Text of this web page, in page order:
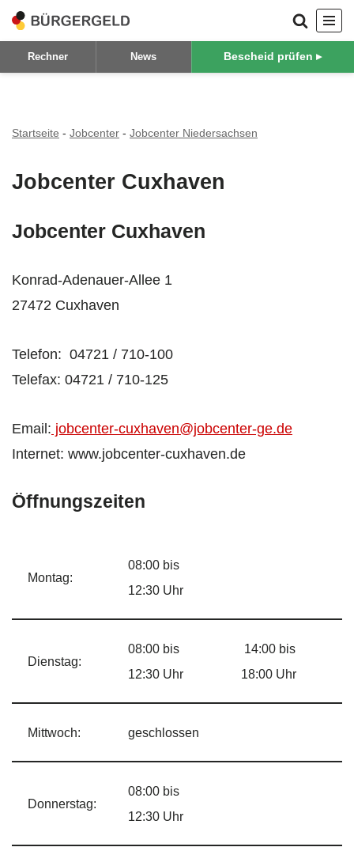
Zum
Inhalt
Rechner News Bescheid prüfen ▸
Startseite - Jobcenter - Jobcenter Niedersachsen
Jobcenter Cuxhaven
Jobcenter Cuxhaven
Konrad-Adenauer-Allee 1
27472 Cuxhaven
Telefon: 04721 / 710-100
Telefax: 04721 / 710-125
Email: jobcenter-cuxhaven@jobcenter-ge.de
Internet: www.jobcenter-cuxhaven.de
Öffnungszeiten
Montag:
08:00 bis
12:30 Uhr
Dienstag:
08:00 bis
12:30 Uhr
14:00 bis
18:00 Uhr
Mittwoch: geschlossen
Donnerstag:
08:00 bis
12:30 Uhr